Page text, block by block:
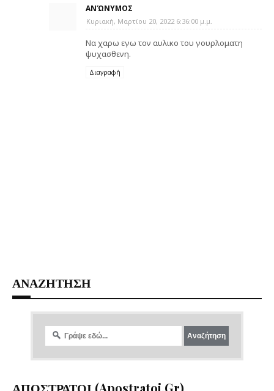
ΑΝΏΝΥΜΟΣ
Κυριακή, Μαρτίου 20, 2022 6:36:00 μ.μ.
Να χαρω εγω τον αυλικο του γουρλοματη
ψυχασθενη.
Διαγραφή
ΑΝΑΖΗΤΗΣΗ